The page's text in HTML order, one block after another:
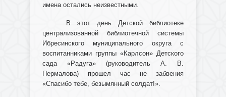
имена остались неизвестными.
В этот день Детской библиотеке
централизованной библиотечной системы
Ибресинского муниципального округа с
воспитанниками группы «Карлсон» Детского
сада «Радуга» (руководитель А. В.
Пермалова) прошел час не забвения
«Спасибо тебе, безымянный солдат!».